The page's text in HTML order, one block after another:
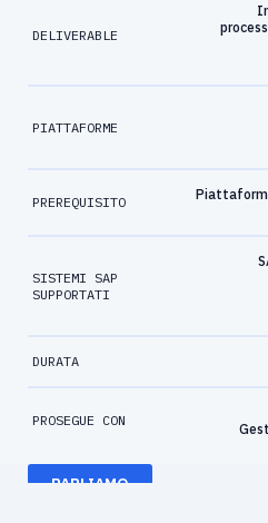
DELIVERABLE
PIATTAFORME
PREREQUISITO
SISTEMI SAP
SUPPORTATI
DURATA
PROSEGUE CON
PARLIAMO